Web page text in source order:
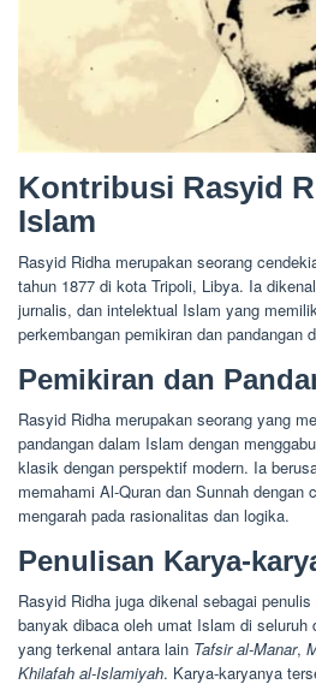
Kontribusi Rasyid
Islam
Rasyid Ridha merupakan seorang
tahun 1877 di kota Tripoli, Libya. Ia
jurnalis, dan intelektual Islam yang
perkembangan pemikiran dan pandangan
Pemikiran dan
Rasyid Ridha merupakan seorang yang
pandangan dalam Islam dengan
klasik dengan perspektif modern. Ia
memahami Al-Quran dan Sunnah dengan
mengarah pada rasionalitas dan logika.
Penulisan Karya-
Rasyid Ridha juga dikenal sebagai
banyak dibaca oleh umat Islam di seluruh
yang terkenal antara lain Tafsir al-Manar,
Khilafah al-Islamiyah. Karya-karyanya